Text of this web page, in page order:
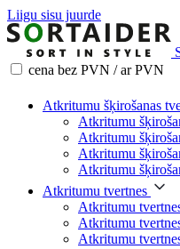
Liigu sisu juurde
cena bez PVN / ar PVN
Atkritumu šķirošanas
Atkritumu
Atkritumu
Atkritumu
Atkritumu
Atkritumu tvertnes
Atkritumu
Atkritumu
Atkritumu